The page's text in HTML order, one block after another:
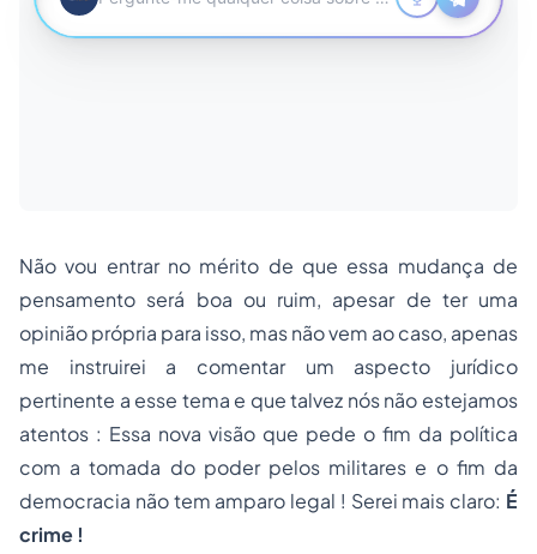
Não vou entrar no mérito de que essa mudança de
pensamento será boa ou ruim, apesar de ter uma
opinião própria para isso, mas não vem ao caso, apenas
me instruirei a comentar um aspecto jurídico
pertinente a esse tema e que talvez nós não estejamos
atentos : Essa nova visão que pede o fim da política
com a tomada do poder pelos militares e o fim da
democracia não tem amparo legal ! Serei mais claro: É
crime !